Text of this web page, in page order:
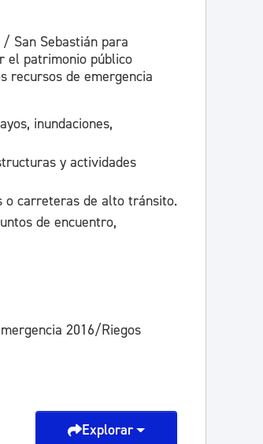
San Sebastián para
el patrimonio público
recursos de emergencia
inundaciones,
y actividades
o carreteras de alto tránsito.
de encuentro,
2016/Riegos
Explorar